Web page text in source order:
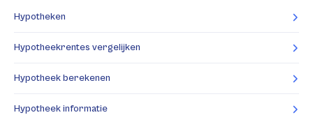
Hypotheken
Hypotheekrentes vergelijken
Hypotheek berekenen
Hypotheek informatie